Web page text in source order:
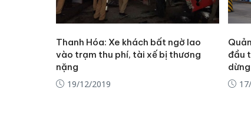
Thanh Hóa: Xe khách bất ngờ lao
vào trạm thu phí, tài xế bị thương
nặng
19/12/2019
đầu
dừng